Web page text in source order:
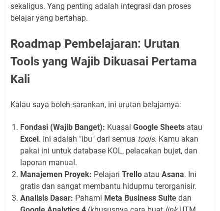
sekaligus. Yang penting adalah integrasi dan proses
belajar yang bertahap.
Roadmap Pembelajaran: Urutan
Tools yang Wajib Dikuasai Pertama
Kali
Kalau saya boleh sarankan, ini urutan belajarnya:
Fondasi (Wajib Banget): Kuasai Google Sheets atau
Excel . Ini adalah "ibu" dari semua tools. Kamu akan
pakai ini untuk database KOL, pelacakan bujet, dan
laporan manual.
Manajemen Proyek: Pelajari Trello atau Asana. Ini
gratis dan sangat membantu hidupmu terorganisir.
Analisis Dasar: Pahami Meta Business Suite dan